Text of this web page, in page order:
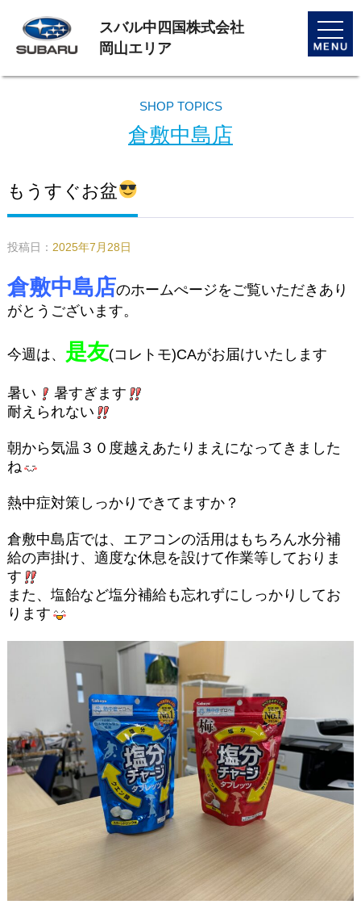
toggle
スバル中四国株式会社
岡山エリア
SHOP TOPICS
倉敷中島店
もうすぐお盆
投稿日： 2025年7月28日
倉敷中島店のホームぺージをご覧いただきあり
がとうございます。
今週は、 是友(コレトモ)CAがお届けいたします
暑い
暑すぎます
耐えられない
朝から気温３０度越えあたりまえになってきました
ね
熱中症対策しっかりできてますか？
倉敷中島店では、エアコンの活用はもちろん水分補
給の声掛け、適度な休息を設けて作業等しておりま
す
また、塩飴など塩分補給も忘れずにしっかりしてお
ります